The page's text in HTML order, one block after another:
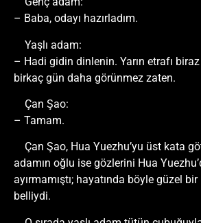
– Baba, odayı hazırladım.
Yaşlı adam:
– Hadi gidin dinlenin. Yarın etrafı
birkaç gün daha görünmez zaten.
Çan Şao:
– Tamam.
Çan Şao, Hua Yuezhu’yu üst kata
adamın oğlu ise gözlerini Hua
ayırmamıştı; hayatında böyle güzel
belliydi.